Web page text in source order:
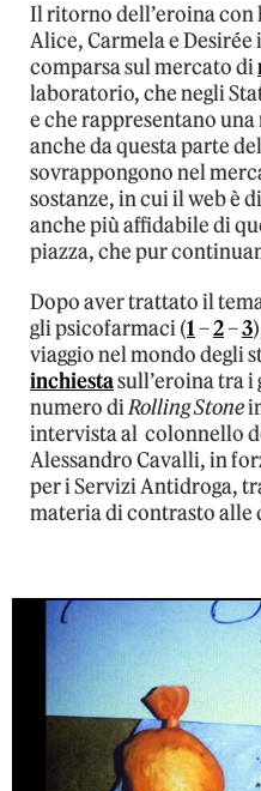
Il ritorno dell’eroina
Alice, Carmela e
comparsa sul mercato di
laboratorio, che negli
e che rappresentano
anche da questa parte
sovrappongono nel
sostanze, in cui il web è
anche più affidabile di
piazza, che pur
Dopo aver trattato il
gli psicofarmaci (1–2–3
viaggio nel mondo degli
inchiestasull’eroina tra i
numero diRolling Stone
intervista al colonnello
Alessandro Cavalli,in
per i Servizi Antidroga,
materia di contrasto alle